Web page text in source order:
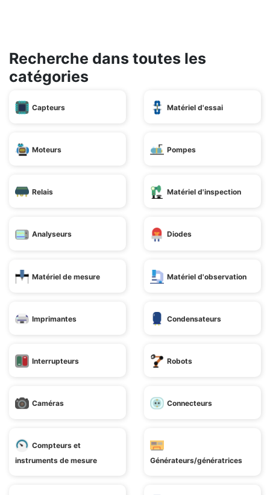
Recherche dans toutes les
catégories
Capteurs Matériel d'essai
Moteurs Pompes
Relais Matériel d'inspection
Analyseurs Diodes
Matériel de mesure Matériel d'observation
Imprimantes Condensateurs
Interrupteurs Robots
Caméras Connecteurs
Compteurs et
instruments de mesure
Générateurs/génératrices